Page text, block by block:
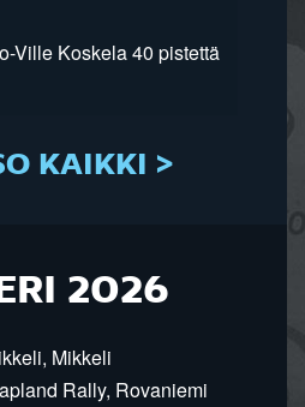
Ville Koskela 40 pistettä
KAIKKI >
2026
Mikkeli
Rally, Rovaniemi